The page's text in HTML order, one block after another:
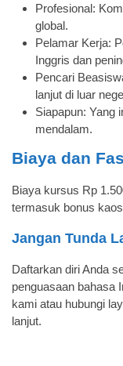
Profesional:
global.
Pelamar Kerja:
Inggris dan
Pencari
lanjut di luar
Siapapun: Yang
mendalam.
Biaya dan
Biaya kursus Rp
termasuk bonus
Jangan Tunda
Daftarkan diri Anda
penguasaan bahasa
kami atau hubungi
lanjut.